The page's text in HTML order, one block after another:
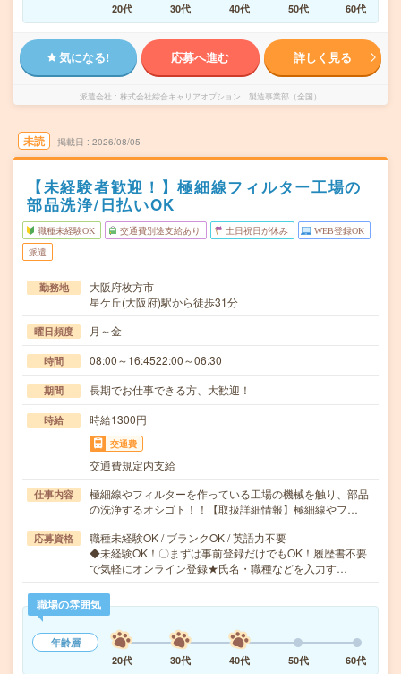
20代
30代 40代 50代 60代
気になる! 応募へ進む 詳しく見る
派遣会社 株式会社綜合キャリアオプション 製造事業部（全国）
未読 掲載日 2026/08/05
【未経験者歓迎！】極細線フィルター工場の
部品洗浄/日払いOK
職種未経験OK 交通費別途支給あり 土日祝日が休み WEB登録OK
派遣
勤務地
大阪府枚方市
星ケ丘(大阪府)駅から徒歩31分
曜日頻度 月～金
時間 08:00～16:4522:00～06:30
期間 長期でお仕事できる方、大歓迎！
時給 時給1300円
交通費
交通費規定内支給
仕事内容
極細線やフィルターを作っている工場の機械を触り、部品
の洗浄するオシゴト！！【取扱詳細情報】極細線やフ…
応募資格
職種未経験OK / ブランクOK / 英語力不要
◆未経験OK！〇まずは事前登録だけでもOK！履歴書不要
で気軽にオンライン登録★氏名・職種などを入力す…
職場の雰囲気
年齢層
20代
30代 40代 50代 60代